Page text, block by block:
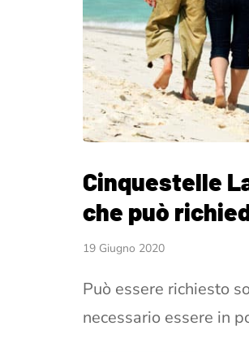
Cinquestelle
che può
19 Giugno 2020
Può essere richiesto
necessario essere in